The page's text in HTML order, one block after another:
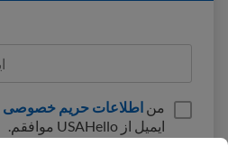
من اطلاعات حریم خصوصی
ایمیل از USAHello موافقم.